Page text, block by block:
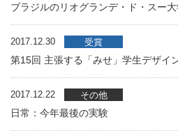
ブラジルのリオグランデ・ド・スー
2017.12.30 受賞
第15回 主張する「みせ」学生デザイ
2017.12.22 その他
日常：今年最後の実験